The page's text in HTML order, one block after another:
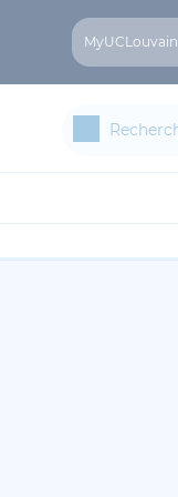
MyUCLouvain